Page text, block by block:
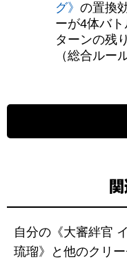
グ》 の置換
ーが4体バト
ターンの残
（総合ルー
自分の《大審絆官
琉瑠》と他のクリ